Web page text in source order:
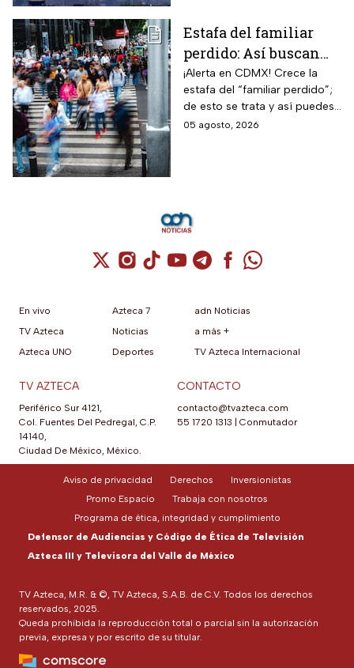
Estafa del familiar
perdido: Así buscan
engancharte
mientras caminas en
CDMX
¡Alerta en CDMX! Crece la
estafa del “familiar perdido”;
de esto se trata y así puedes
proteger tu dinero y datos
05 agosto, 2026
Cuenta de X / Twitter (se abre en una
Cuenta de Instagram (se abre en una
Cuenta de TikTok (se abre en
Cuenta de YouTube (se abre
Cuenta de Telegram (se
Cuenta de
Cuenta de
En vivo
TV Azteca
Azteca UNO
Azteca 7
Noticias
Deportes
adn Noticias
a más +
TV Azteca Internacional
TV AZTECA
Periférico Sur 4121,
Col. Fuentes Del Pedregal, C.P.
14140,
Ciudad De México, México.
CONTACTO
contacto@tvazteca.com
55 1720 1313
Conmutador
TV Azteca, M.R. & ©, TV Azteca, S.A.B. de C.V. Todos los derechos
reservados, 2025.
Queda prohibida la reproducción total o parcial sin la autorización
previa, expresa y por escrito de su titular.
Aviso de privacidad Derechos
Inversionistas
Promo Espacio
Trabaja con nosotros
Programa de ética, integridad y cumplimiento
Defensor de Audiencias y Código de Ética de Televisión
Azteca III y Televisora del Valle de México